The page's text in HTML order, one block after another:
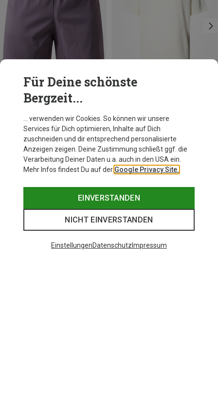
Du sparst 30%
Für Deine schönste
Bergzeit...
… verwenden wir Cookies. So können wir unsere
Services für Dich optimieren, Inhalte auf Dich
zuschneiden und dir entsprechend personalisierte
Anzeigen zeigen. Deine Zustimmung schließt ggf. die
Verarbeitung Deiner Daten u.a. auch in den USA ein.
Mehr Infos findest Du auf der Google Privacy Site.
EINVERSTANDEN
NICHT EINVERSTANDEN
EinstellungenDatenschutz Impressum